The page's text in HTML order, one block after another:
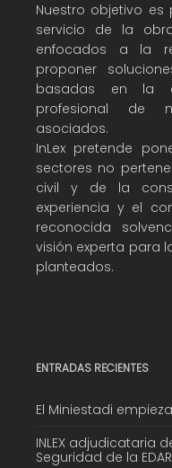
Nuestro objetivo
servicio de la
enfocados a la
proponer
basadas en la
profesional de
asociados.
InLex pretende
sectores no
civil y de la
experiencia y el
reconocida
visión experta para
planteados.
ENTRADAS RECIENTES
El Miniestadi
INLEX adjudicataria
Seguridad de la